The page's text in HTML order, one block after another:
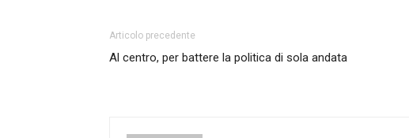
Articolo precedente
Al centro, per battere la politica di sola andata